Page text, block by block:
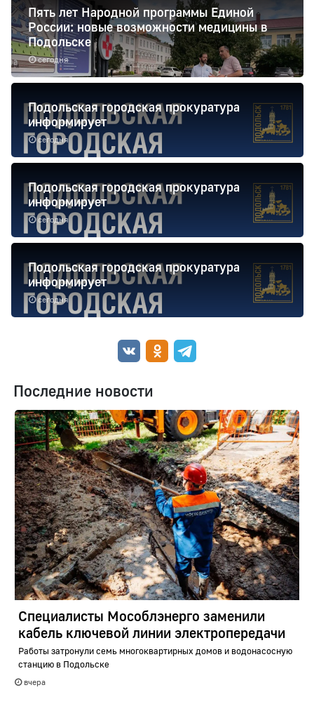
сегодня
Пять лет Народной программы Единой
России: новые возможности медицины в
Подольске
сегодня
Подольская городская прокуратура
информирует
сегодня
Подольская городская прокуратура
информирует
сегодня
Подольская городская прокуратура
информирует
Последние новости
Специалисты Мособлэнерго заменили
кабель ключевой линии электропередачи
Работы затронули семь многоквартирных домов и водонасосную
станцию в Подольске
вчера